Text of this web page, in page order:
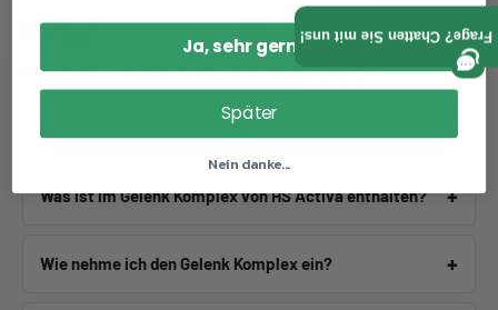
Häufige Fragen zum Gelenk Komplex
Wie schnell ist der Versand?
Was ist im Gelenk Komplex von HS Activa enthalten?
Wie nehme ich den Gelenk Komplex ein?
Frage? Chatten Sie mit uns!
Ja, sehr gerne!
Später
Nein danke...